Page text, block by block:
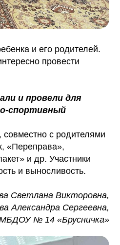
и его родителей.
провести
и провели для
спортивный
совместно с родителями
«Переправа»,
и др. Участники
и выносливость.
Светлана Викторовна,
Александра Сергеевна,
№ 14 «Брусничка»